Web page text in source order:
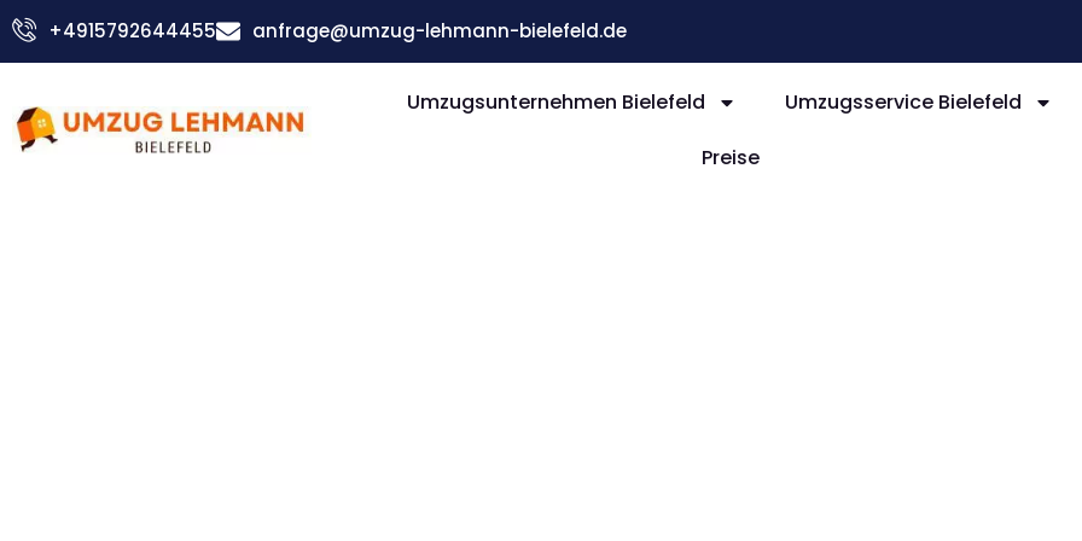
Zum
Inhalt
+4915792644455 anfrage@umzug-lehmann-bielefeld.de
Umzugsunternehmen Bielefeld
Umzugsservice Bielefeld
Preise